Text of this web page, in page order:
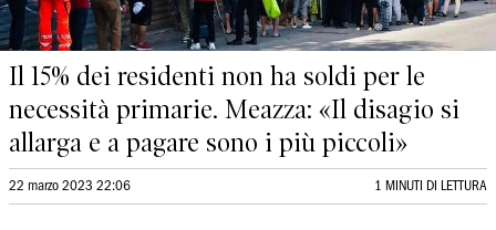
Il 15% dei residenti non ha soldi per le
necessità primarie. Meazza: «Il disagio si
allarga e a pagare sono i più piccoli»
22 marzo 2023 22:06 1 MINUTI DI LETTURA